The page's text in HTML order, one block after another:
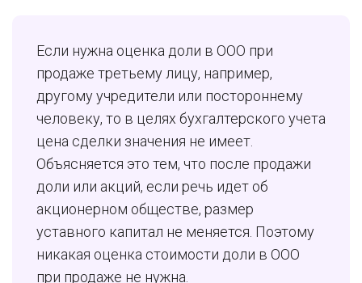
Если нужна оценка доли в ООО при
продаже третьему лицу, например,
другому учредители или постороннему
человеку, то в целях бухгалтерского учета
цена сделки значения не имеет.
Объясняется это тем, что после продажи
доли или акций, если речь идет об
акционерном обществе, размер
уставного капитал не меняется. Поэтому
никакая оценка стоимости доли в ООО
при продаже не нужна.